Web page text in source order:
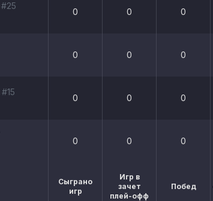
#25
0 0 0
0 0 0
#15
0 0 0
0 0 0
Сыграно
игр
Игр в
зачет
плей-офф
Побед